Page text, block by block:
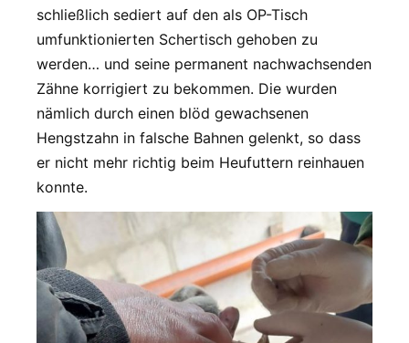
schließlich sediert auf den als OP-Tisch
umfunktionierten Schertisch gehoben zu
werden… und seine permanent nachwachsenden
Zähne korrigiert zu bekommen. Die wurden
nämlich durch einen blöd gewachsenen
Hengstzahn in falsche Bahnen gelenkt, so dass
er nicht mehr richtig beim Heufuttern reinhauen
konnte.